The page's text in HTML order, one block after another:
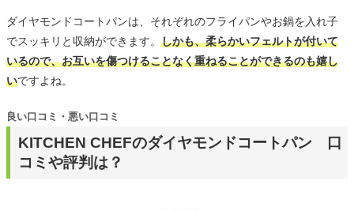
ダイヤモンドコートパンは、それぞれのフライパンやお鍋を入れ子
でスッキリと収納ができます。 しかも、柔らかいフェルトが付いて
いるので、お互いを傷つけることなく重ねることができるのも嬉し
いですよね。
KITCHEN CHEFのダイヤモンドコートパン 口
コミや評判は？
良い口コミ・悪い口コミ